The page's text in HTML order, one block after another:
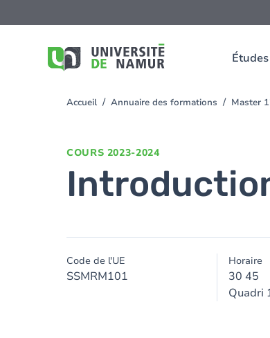
Études
au
You
Accueil Annuaire des formations Master
COURS 2023-2024
Code de l'UE
SSMRM101
Horaire
30 45
Quadri